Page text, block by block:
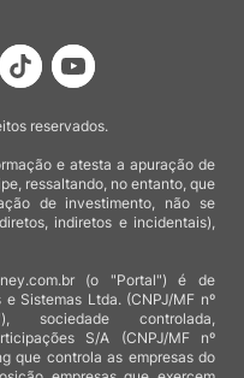
reservados.
e atesta a apuração de
ressaltando, no entanto, que
de investimento, não se
indiretos e incidentais),
(o "Portal") é de
Sistemas Ltda. (CNPJ/MF nº
sociedade controlada,
S/A (CNPJ/MF nº
que controla as empresas do